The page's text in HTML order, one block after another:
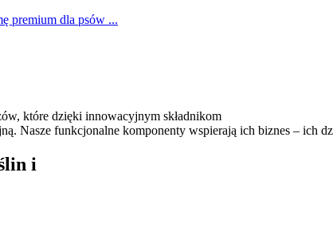
premium dla psów ...
które dzięki innowacyjnym składnikom
Nasze funkcjonalne komponenty wspierają ich biznes – ich
i